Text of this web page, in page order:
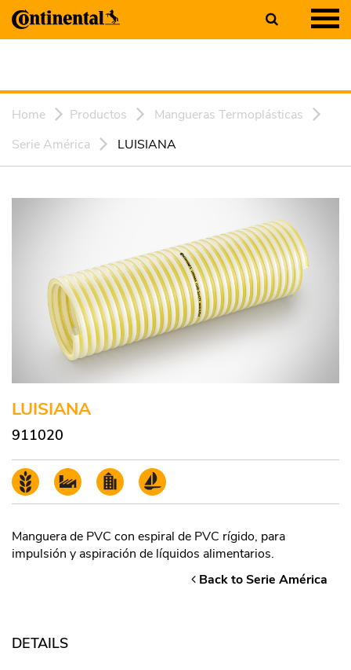
Home Productos
Mangueras Termoplásticas
Serie América
LUISIANA
LUISIANA
911020
Manguera de PVC con espiral de PVC rígido, para
impulsión y aspiración de líquidos alimentarios.
Back to Serie América
DETAILS